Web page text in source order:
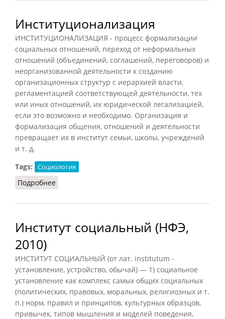
Институционализация
ИНСТИТУЦИОНАЛИЗАЦИЯ - процесс формализации
социальных отношений, переход от неформальных
отношений (объединений, соглашений, переговоров) и
неорганизованной деятельности к созданию
организационных структур с иерархией власти,
регламентацией соответствующей деятельности, тех
или иных отношений, их юридической легализацией,
если это возможно и необходимо. Организация и
формализация общения, отношений и деятельности
превращает их в институт семьи, школы, учреждений
и т. д.
Tags:
Социология
Подробнее
Институт социальный (НФЭ,
2010)
ИНСТИТУТ СОЦИАЛЬНЫЙ (от лат. institutum -
установление, устройство, обычай) — 1) социальное
установление как комплекс самых общих социальных
(политических, правовых, моральных, религиозных и т.
п.) норм, правил и принципов, культурных образцов,
привычек, типов мышления и моделей поведения,